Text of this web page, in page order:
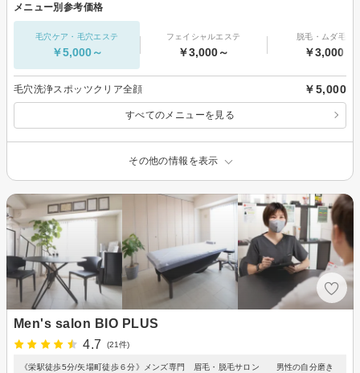
メニュー別参考価格
毛穴ケア・毛穴エステ
￥5,000～
フェイシャルエステ
￥3,000～
脱毛・ムダ毛処
￥3,000～
毛穴洗浄スポッツクリア全顔 ￥5,000
すべてのメニューを見る
その他の情報を表示
Men's salon BIO PLUS
4.7
(21件)
《栄駅徒歩5分/矢場町徒歩６分》メンズ専門 眉毛・脱毛サロン 男性の自分磨き